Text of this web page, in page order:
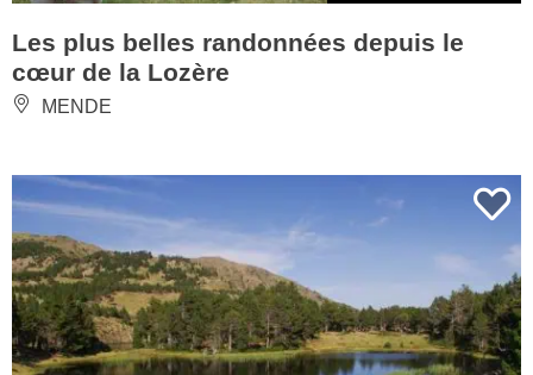
Les plus belles randonnées depuis le
cœur de la Lozère
MENDE